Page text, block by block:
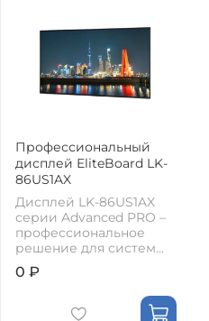
Профессиональный
дисплей EliteBoard LK-
86US1AX
Дисплей LK-86US1AX
серии Advanced PRO –
профессиональное
решение для систем...
0 ₽